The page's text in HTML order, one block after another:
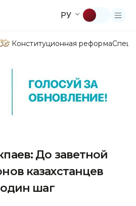
РУ
Конституционная реформа
До заветной
казахстанцев
один шаг